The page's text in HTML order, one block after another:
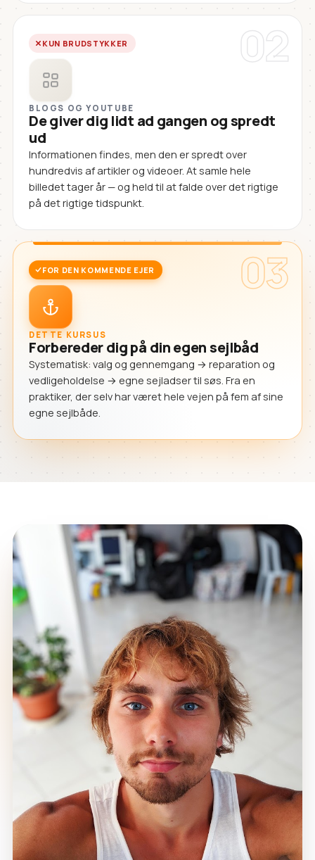
02
KUN BRUDSTYKKER
BLOGS OG YOUTUBE
De giver dig lidt ad gangen og spredt
ud
Informationen findes, men den er spredt over
hundredvis af artikler og videoer. At samle hele
billedet tager år — og held til at falde over det rigtige
på det rigtige tidspunkt.
03
FOR DEN KOMMENDE EJER
DETTE KURSUS
Forbereder dig på din egen sejlbåd
Systematisk: valg og gennemgang → reparation og
vedligeholdelse → egne sejladser til søs. Fra en
praktiker, der selv har været hele vejen på fem af sine
egne sejlbåde.